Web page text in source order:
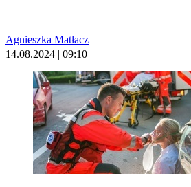
Agnieszka Matłacz
14.08.2024 | 09:10